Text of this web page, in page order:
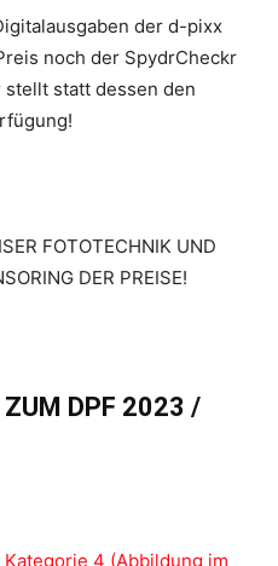
der d-pixx
noch der SpydrCheckr
stellt statt dessen den
FOTOTECHNIK UND
DER PREISE!
ZUM DPF 2023 /
4 (Abbildung im